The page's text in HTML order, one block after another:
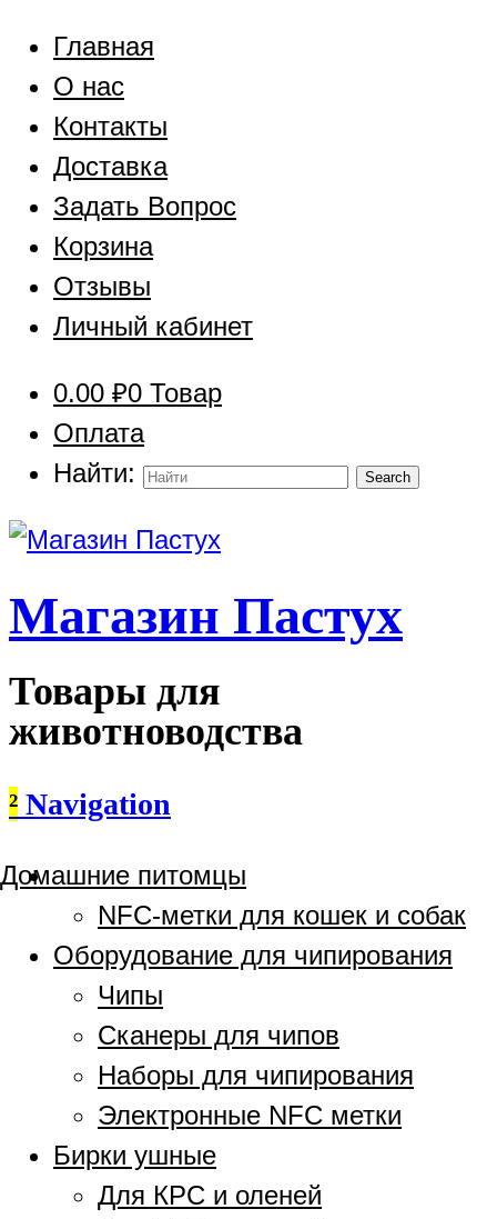
Главная
О нас
Контакты
Доставка
Задать Вопрос
Корзина
Отзывы
Личный кабинет
0.00 ₽0 Товар
Оплата
Найти:
Магазин Пастух
Товары для
животноводства
² Navigation
Домашние питомцы
NFC-метки для кошек и собак
Оборудование для чипирования
Чипы
Сканеры для чипов
Наборы для чипирования
Электронные NFC метки
Бирки ушные
Для КРС и оленей